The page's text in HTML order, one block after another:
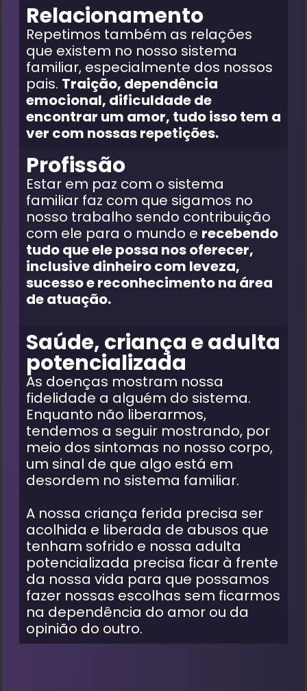
Relacionamento
Repetimos também as relações
que existem no nosso sistema
familiar, especialmente dos nossos
pais. Traição, dependência
emocional, dificuldade de
encontrar um amor, tudo isso tem a
ver com nossas repetições.
Profissão
Estar em paz com o sistema
familiar faz com que sigamos no
nosso trabalho sendo contribuição
com ele para o mundo e recebendo
tudo que ele possa nos oferecer,
inclusive dinheiro com leveza,
sucesso e reconhecimento na área
de atuação.
Saúde, criança e adulta
potencializada
As doenças mostram nossa
fidelidade a alguém do sistema.
Enquanto não liberarmos,
tendemos a seguir mostrando, por
meio dos sintomas no nosso corpo,
um sinal de que algo está em
desordem no sistema familiar.
A nossa criança ferida precisa ser
acolhida e liberada de abusos que
tenham sofrido e nossa adulta
potencializada precisa ficar à frente
da nossa vida para que possamos
fazer nossas escolhas sem ficarmos
na dependência do amor ou da
opinião do outro.